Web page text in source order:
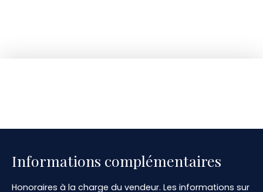
Informations complémentaires
Honoraires à la charge du vendeur. Les informations sur